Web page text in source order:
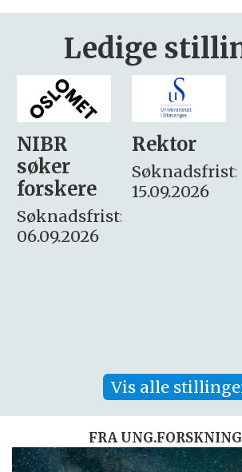
Ledige
Rektor
Søknadsfrist:
15.09.2026
innen
miljøkjemi
Vis alle
FRA